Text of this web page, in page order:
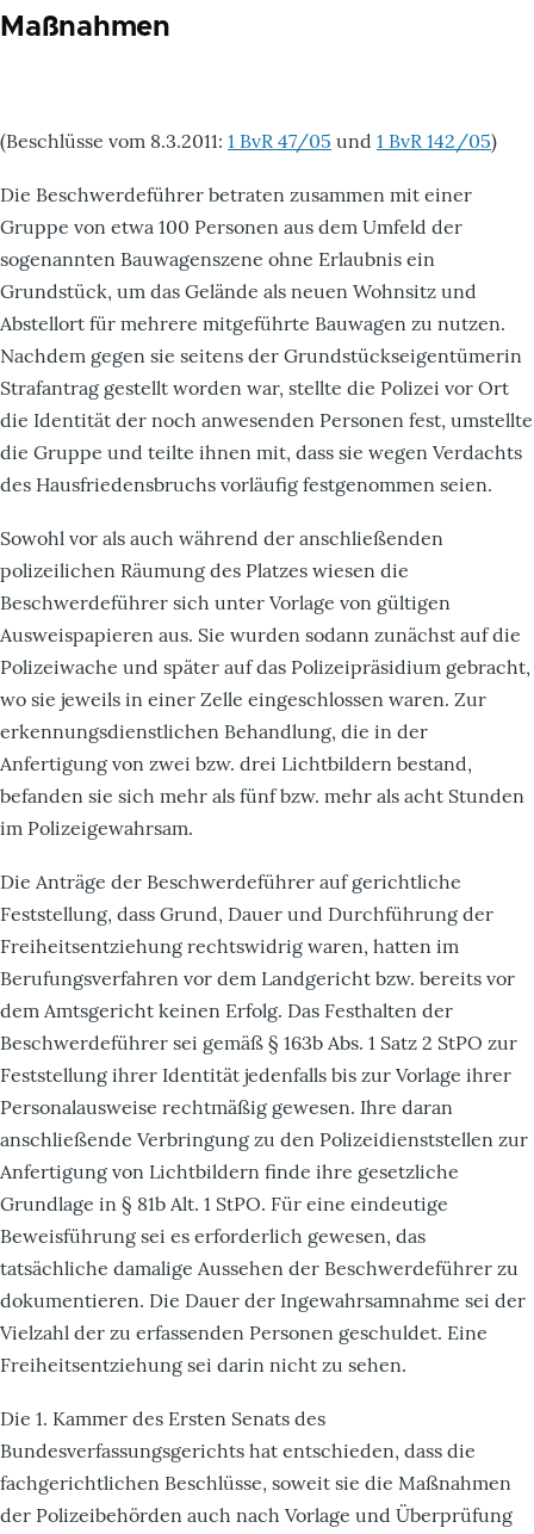
Maßnahmen
(Beschlüsse vom 8.3.2011: 1 BvR 47/05 und 1 BvR 142/05)
Die Beschwerdeführer betraten zusammen mit einer
Gruppe von etwa 100 Personen aus dem Umfeld der
sogenannten Bauwagenszene ohne Erlaubnis ein
Grundstück, um das Gelände als neuen Wohnsitz und
Abstellort für mehrere mitgeführte Bauwagen zu nutzen.
Nachdem gegen sie seitens der Grundstückseigentümerin
Strafantrag gestellt worden war, stellte die Polizei vor Ort
die Identität der noch anwesenden Personen fest, umstellte
die Gruppe und teilte ihnen mit, dass sie wegen Verdachts
des Hausfriedensbruchs vorläufig festgenommen seien.
Sowohl vor als auch während der anschließenden
polizeilichen Räumung des Platzes wiesen die
Beschwerdeführer sich unter Vorlage von gültigen
Ausweispapieren aus. Sie wurden sodann zunächst auf die
Polizeiwache und später auf das Polizeipräsidium gebracht,
wo sie jeweils in einer Zelle eingeschlossen waren. Zur
erkennungsdienstlichen Behandlung, die in der
Anfertigung von zwei bzw. drei Lichtbildern bestand,
befanden sie sich mehr als fünf bzw. mehr als acht Stunden
im Polizeigewahrsam.
Die Anträge der Beschwerdeführer auf gerichtliche
Feststellung, dass Grund, Dauer und Durchführung der
Freiheitsentziehung rechtswidrig waren, hatten im
Berufungsverfahren vor dem Landgericht bzw. bereits vor
dem Amtsgericht keinen Erfolg. Das Festhalten der
Beschwerdeführer sei gemäß § 163b Abs. 1 Satz 2 StPO zur
Feststellung ihrer Identität jedenfalls bis zur Vorlage ihrer
Personalausweise rechtmäßig gewesen. Ihre daran
anschließende Verbringung zu den Polizeidienststellen zur
Anfertigung von Lichtbildern finde ihre gesetzliche
Grundlage in § 81b Alt. 1 StPO. Für eine eindeutige
Beweisführung sei es erforderlich gewesen, das
tatsächliche damalige Aussehen der Beschwerdeführer zu
dokumentieren. Die Dauer der Ingewahrsamnahme sei der
Vielzahl der zu erfassenden Personen geschuldet. Eine
Freiheitsentziehung sei darin nicht zu sehen.
Die 1. Kammer des Ersten Senats des
Bundesverfassungsgerichts hat entschieden, dass die
fachgerichtlichen Beschlüsse, soweit sie die Maßnahmen
der Polizeibehörden auch nach Vorlage und Überprüfung